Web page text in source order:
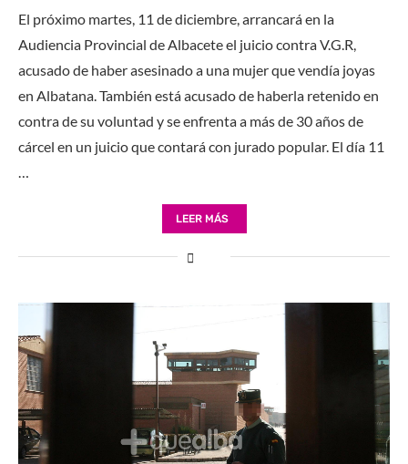
El próximo martes, 11 de diciembre, arrancará en la
Audiencia Provincial de Albacete el juicio contra V.G.R,
acusado de haber asesinado a una mujer que vendía joyas
en Albatana. También está acusado de haberla retenido en
contra de su voluntad y se enfrenta a más de 30 años de
cárcel en un juicio que contará con jurado popular. El día 11
LEER MÁS